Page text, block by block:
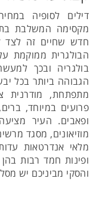
דילים לסופיה
מקסימה המשלבת
חדש שחיים זה לצד
בולגריה ובכך
הגבוהה ביותר בכל
מתפתחת, מודרנית
פרועים במיוחד,
ופאבים. העיר
מוזיאונים, מסגד
מלאי אנדרטאות
ופינות חמד רבות
והסקי מביניכם יש